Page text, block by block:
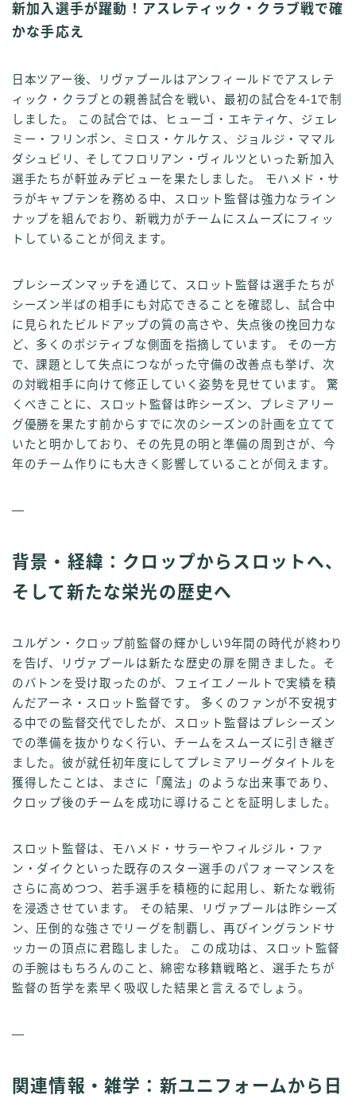
新加入選手が躍動！アスレティック・クラブ戦で確
かな手応え
日本ツアー後、リヴァプールはアンフィールドでアスレテ
ィック・クラブとの親善試合を戦い、最初の試合を4-1で制
しました。 この試合では、ヒューゴ・エキティケ、ジェレ
ミー・フリンポン、ミロス・ケルケス、ジョルジ・ママル
ダシュビリ、そしてフロリアン・ヴィルツといった新加入
選手たちが軒並みデビューを果たしました。 モハメド・サ
ラがキャプテンを務める中、スロット監督は強力なライン
ナップを組んでおり、新戦力がチームにスムーズにフィッ
トしていることが伺えます。
プレシーズンマッチを通じて、スロット監督は選手たちが
シーズン半ばの相手にも対応できることを確認し、試合中
に見られたビルドアップの質の高さや、失点後の挽回力な
ど、多くのポジティブな側面を指摘しています。 その一方
で、課題として失点につながった守備の改善点も挙げ、次
の対戦相手に向けて修正していく姿勢を見せています。 驚
くべきことに、スロット監督は昨シーズン、プレミアリー
グ優勝を果たす前からすでに次のシーズンの計画を立てて
いたと明かしており、その先見の明と準備の周到さが、今
年のチーム作りにも大きく影響していることが伺えます。
—
背景・経緯：クロップからスロットへ、
そして新たな栄光の歴史へ
ユルゲン・クロップ前監督の輝かしい9年間の時代が終わり
を告げ、リヴァプールは新たな歴史の扉を開きました。そ
のバトンを受け取ったのが、フェイエノールトで実績を積
んだアーネ・スロット監督です。 多くのファンが不安視す
る中での監督交代でしたが、スロット監督はプレシーズン
での準備を抜かりなく行い、チームをスムーズに引き継ぎ
ました。彼が就任初年度にしてプレミアリーグタイトルを
獲得したことは、まさに「魔法」のような出来事であり、
クロップ後のチームを成功に導けることを証明しました。
スロット監督は、モハメド・サラーやフィルジル・ファ
ン・ダイクといった既存のスター選手のパフォーマンスを
さらに高めつつ、若手選手を積極的に起用し、新たな戦術
を浸透させています。 その結果、リヴァプールは昨シーズ
ン、圧倒的な強さでリーグを制覇し、再びイングランドサ
ッカーの頂点に君臨しました。 この成功は、スロット監督
の手腕はもちろんのこと、綿密な移籍戦略と、選手たちが
監督の哲学を素早く吸収した結果と言えるでしょう。
—
関連情報・雑学：新ユニフォームから日